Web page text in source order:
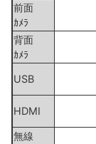
前面
ｶﾒﾗ
背面
ｶﾒﾗ
USB
HDMI
無線